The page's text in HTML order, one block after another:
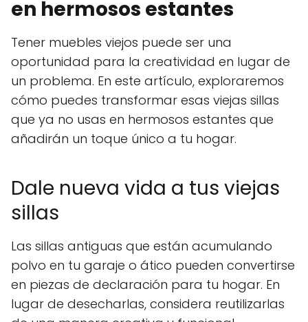
en hermosos estantes
Tener muebles viejos puede ser una
oportunidad para la creatividad en lugar de
un problema. En este artículo, exploraremos
cómo puedes transformar esas viejas sillas
que ya no usas en hermosos estantes que
añadirán un toque único a tu hogar.
Dale nueva vida a tus viejas
sillas
Las sillas antiguas que están acumulando
polvo en tu garaje o ático pueden convertirse
en piezas de declaración para tu hogar. En
lugar de desecharlas, considera reutilizarlas